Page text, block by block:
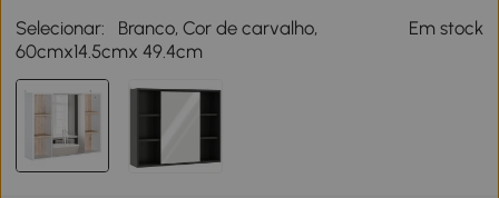
Selecionar:
Branco, Cor de carvalho,
60cmx14.5cmx 49.4cm
Em stock